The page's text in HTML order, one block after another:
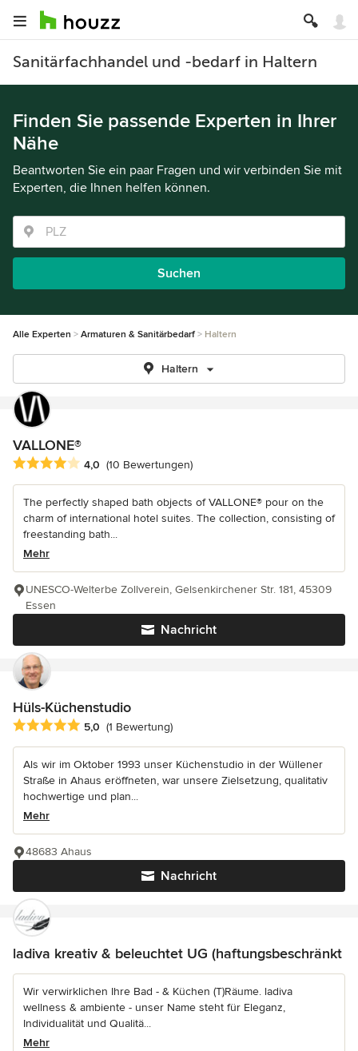
Sanitärfachhandel und -bedarf in Haltern
Finden Sie passende Experten in Ihrer
Nähe
Beantworten Sie ein paar Fragen und wir verbinden Sie mit
Experten, die Ihnen helfen können.
Suchen
Alle Experten Armaturen & Sanitärbedarf Haltern
Haltern
VALLONE®
Durchschnittliche Bewertung: 4 von 5 Sternen
4,0 (10 Bewertungen)
The perfectly shaped bath objects of VALLONE® pour on the
charm of international hotel suites. The collection, consisting of
freestanding bath...
Mehr
Nachricht
UNESCO-Welterbe Zollverein, Gelsenkirchener Str. 181, 45309
Essen
Hüls-Küchenstudio
Durchschnittliche Bewertung: 5 von 5 Sternen
5,0 (1 Bewertung)
Als wir im Oktober 1993 unser Küchenstudio in der Wüllener
Straße in Ahaus eröffneten, war unsere Zielsetzung, qualitativ
hochwertige und plan...
Mehr
Nachricht
48683 Ahaus
ladiva kreativ & beleuchtet UG (haftungsbeschränkt
Wir verwirklichen Ihre Bad - & Küchen (T)Räume. ladiva
wellness & ambiente - unser Name steht für Eleganz,
Individualität und Qualitä...
Mehr